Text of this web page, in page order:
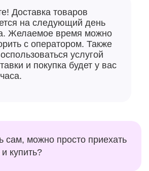
Retina.
Чип Apple M3
до 1,6 раз большую скорость по
моделями MacBook
работа:До 18 часов работы на
что делает MacBook Air
Fi 6E для быстрой и стабильной
Доставка товаров
на следующий день
Желаемое время можно
с оператором. Также
услугой
и покупка будет у вас
сам, можно просто приехать
купить?